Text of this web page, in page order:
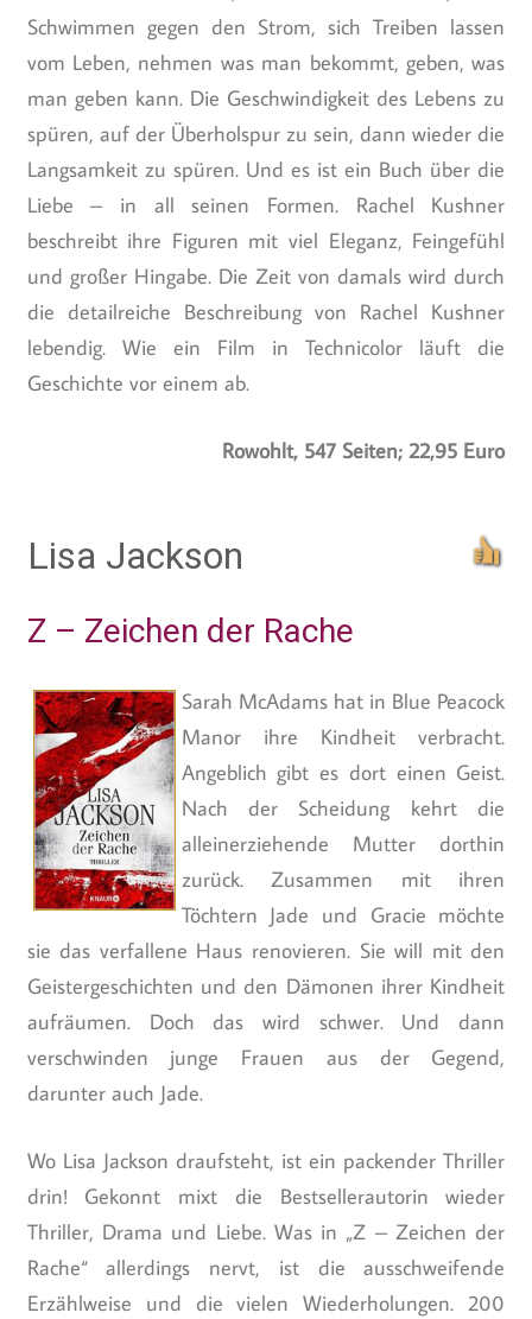
Schwimmen gegen den Strom, sich Treiben lassen
vom Leben, nehmen was man bekommt, geben, was
man geben kann. Die Geschwindigkeit des Lebens zu
spüren, auf der Überholspur zu sein, dann wieder die
Langsamkeit zu spüren. Und es ist ein Buch über die
Liebe – in all seinen Formen. Rachel Kushner
beschreibt ihre Figuren mit viel Eleganz, Feingefühl
und großer Hingabe. Die Zeit von damals wird durch
die detailreiche Beschreibung von Rachel Kushner
lebendig. Wie ein Film in Technicolor läuft die
Geschichte vor einem ab.
Rowohlt, 547 Seiten; 22,95 Euro
Lisa Jackson
Z – Zeichen der Rache
Sarah McAdams hat in Blue Peacock
Manor ihre Kindheit verbracht.
Angeblich gibt es dort einen Geist.
Nach der Scheidung kehrt die
alleinerziehende Mutter dorthin
zurück. Zusammen mit ihren
Töchtern Jade und Gracie möchte
sie das verfallene Haus renovieren. Sie will mit den
Geistergeschichten und den Dämonen ihrer Kindheit
aufräumen. Doch das wird schwer. Und dann
verschwinden junge Frauen aus der Gegend,
darunter auch Jade.
Wo Lisa Jackson draufsteht, ist ein packender Thriller
drin! Gekonnt mixt die Bestsellerautorin wieder
Thriller, Drama und Liebe. Was in „Z – Zeichen der
Rache“ allerdings nervt, ist die ausschweifende
Erzählweise und die vielen Wiederholungen. 200